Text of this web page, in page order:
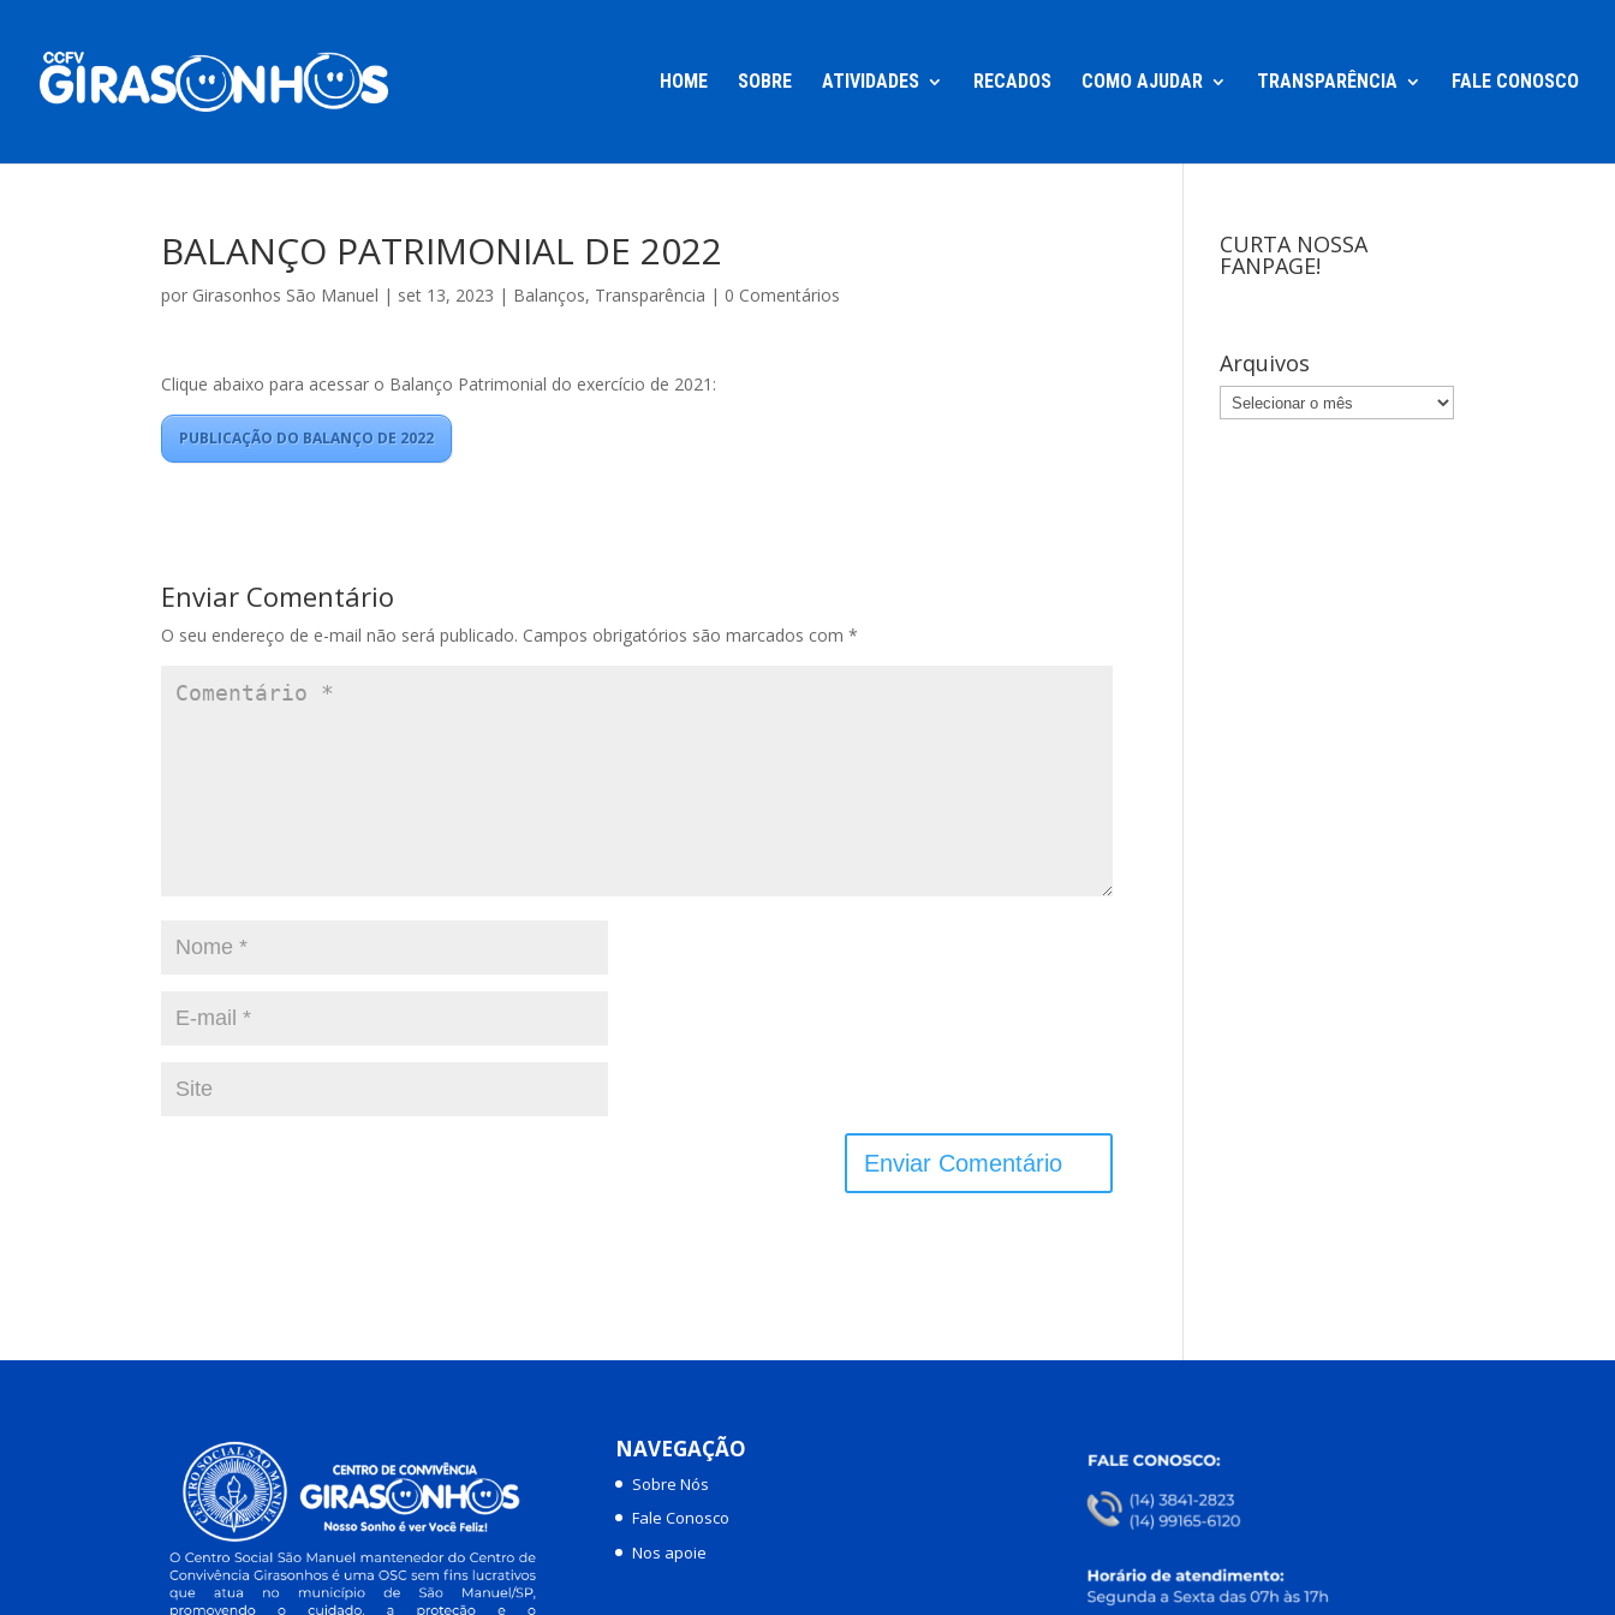
HOME SOBRE ATIVIDADES RECADOS COMO AJUDAR TRANSPARÊNCIA FALE CONOSCO
BALANÇO PATRIMONIAL DE 2022
por Girasonhos São Manuel | set 13, 2023 | Balanços, Transparência | 0 Comentários
Clique abaixo para acessar o Balanço Patrimonial do exercício de 2021:
PUBLICAÇÃO DO BALANÇO DE 2022
Enviar Comentário
O seu endereço de e-mail não será publicado. Campos obrigatórios são marcados com*
CURTA NOSSA
FANPAGE!
Arquivos
Arquivos
NAVEGAÇÃO
Sobre Nós
Fale Conosco
Nos apoie